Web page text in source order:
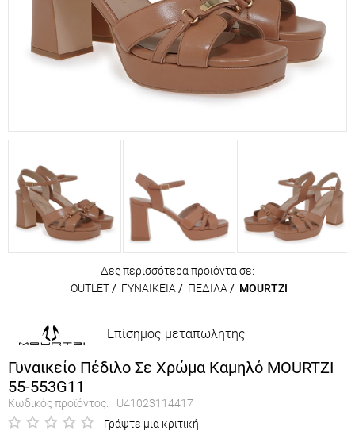
Δες περισσότερα προϊόντα σε:
OUTLET/ ΓΥΝΑΙΚΕΙΑ / ΠΕΔΙΛΑ / MOURTZI
Επίσημος μεταπωλητής
Γυναικείο Πέδιλο Σε Χρώμα Καμηλό MOURTZI
55-553G11
Κωδικός προϊόντος:
U41023114417
Γράψτε μια κριτική